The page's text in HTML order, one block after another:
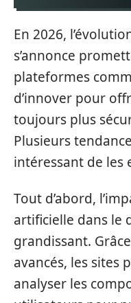
En 2026,
s’annonce
plateformes
d’innover pour
toujours plus
Plusieurs
intéressant de les
Tout d’abord,
artificielle dans le
grandissant.
avancés, les sites
analyser les